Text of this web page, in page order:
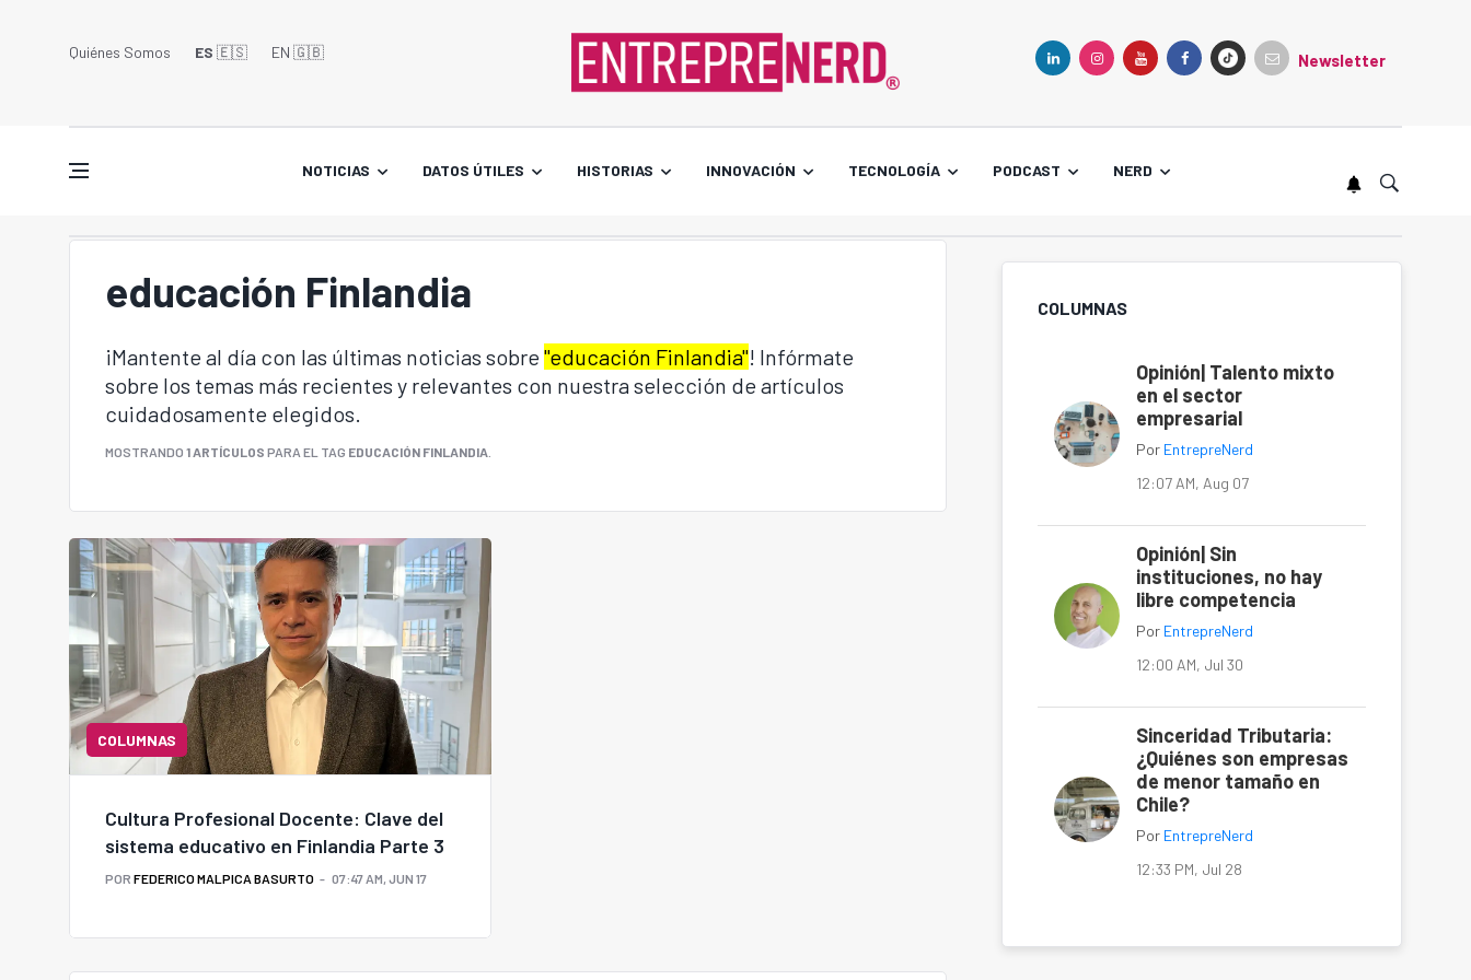
Quiénes Somos ES 🇪🇸 EN 🇬🇧󠁢󠁥󠁮󠁧󠁿 Newsletter
NOTICIAS DATOS ÚTILES HISTORIAS INNOVACIÓN TECNOLOGÍA PODCAST NERD
educación Finlandia
¡Mantente al día con las últimas noticias sobre "educación Finlandia"! Infórmate
sobre los temas más recientes y relevantes con nuestra selección de artículos
cuidadosamente elegidos.
MOSTRANDO 1 ARTÍCULOS PARA EL TAG EDUCACIÓN FINLANDIA
COLUMNAS
Cultura Profesional Docente: Clave del
sistema educativo en Finlandia Parte 3
POR FEDERICO MALPICA BASURTO 07:47 AM, JUN 17
COLUMNAS
Opinión| Talento mixto
en el sector
empresarial
Por EntrepreNerd
12:07 AM, Aug 07
Opinión| Sin
instituciones, no hay
libre competencia
Por EntrepreNerd
12:00 AM, Jul 30
Sinceridad Tributaria:
¿Quiénes son empresas
de menor tamaño en
Chile?
Por EntrepreNerd
12:33 PM, Jul 28